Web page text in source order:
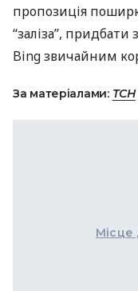
пропозиція
“заліза”,
Bing звичайним
За матеріалами: ТСН
Місце